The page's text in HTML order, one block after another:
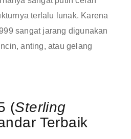
terlalu lunak. Karena
sangat jarang digunakan
anting, atau gelang
(Sterling
Terbaik